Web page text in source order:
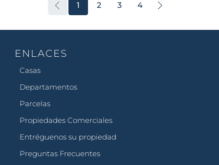
1 2 3 4
ENLACES
Casas
Departamentos
Parcelas
Propiedades Comerciales
Entréguenos su propiedad
Preguntas Frecuentes